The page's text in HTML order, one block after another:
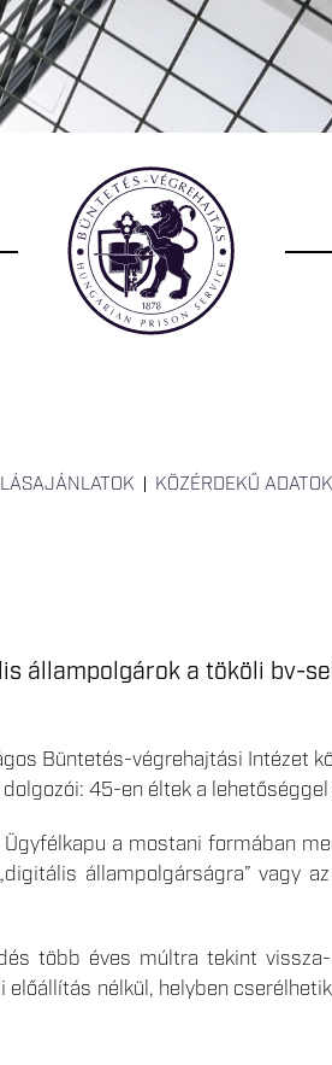
KÖZÉRDEKŰ ADATOK
állampolgárok a tököli bv-
Büntetés-végrehajtási Intézet
45-en éltek a
a mostani formában
állampolgárságra” vagy
több éves múltra tekint
nélkül, helyben